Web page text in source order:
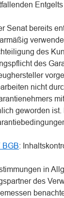
Entgelts
Senat bereits
des
des
nicht
geworden
BGB:
in
des